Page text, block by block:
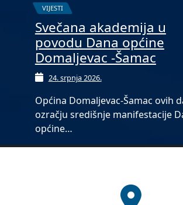
VIJESTI
Svečana akademija u
povodu Dana općine
Domaljevac -Šamac
24. srpnja 2026.
Općina Domaljevac-Šamac ovih
ozračju središnje manifestacije
općine…